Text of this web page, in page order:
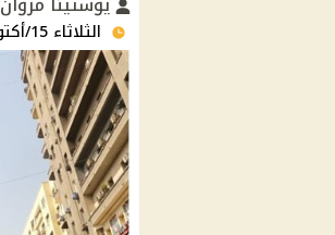
الثلاثاء 15/أكتوبر/2024 - 07:30 ص